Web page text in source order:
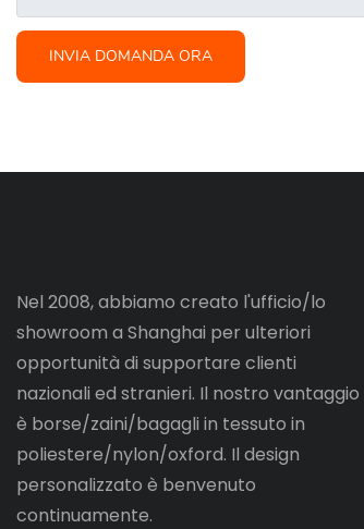
INVIA DOMANDA ORA
Nel 2008, abbiamo creato l'ufficio/lo
showroom a Shanghai per ulteriori
opportunità di supportare clienti
nazionali ed stranieri. Il nostro vantaggio
è borse/zaini/bagagli in tessuto in
poliestere/nylon/oxford. Il design
personalizzato è benvenuto
continuamente.